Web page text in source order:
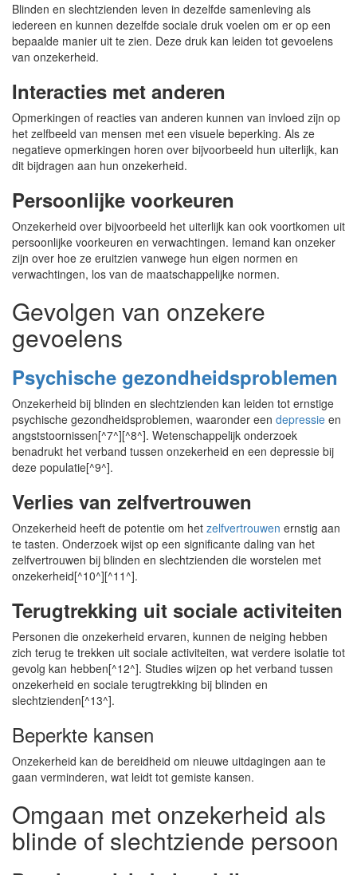
Blinden en slechtzienden leven in dezelfde samenleving als
iedereen en kunnen dezelfde sociale druk voelen om er op een
bepaalde manier uit te zien. Deze druk kan leiden tot gevoelens
van onzekerheid.
Interacties met anderen
Opmerkingen of reacties van anderen kunnen van invloed zijn op
het zelfbeeld van mensen met een visuele beperking. Als ze
negatieve opmerkingen horen over bijvoorbeeld hun uiterlijk, kan
dit bijdragen aan hun onzekerheid.
Persoonlijke voorkeuren
Onzekerheid over bijvoorbeeld het uiterlijk kan ook voortkomen uit
persoonlijke voorkeuren en verwachtingen. Iemand kan onzeker
zijn over hoe ze eruitzien vanwege hun eigen normen en
verwachtingen, los van de maatschappelijke normen.
Gevolgen van onzekere
gevoelens
Psychische gezondheidsproblemen
Onzekerheid bij blinden en slechtzienden kan leiden tot ernstige
psychische gezondheidsproblemen, waaronder een depressie en
angststoornissen[^7^][^8^]. Wetenschappelijk onderzoek
benadrukt het verband tussen onzekerheid en een depressie bij
deze populatie[^9^].
Verlies van zelfvertrouwen
Onzekerheid heeft de potentie om het zelfvertrouwen ernstig aan
te tasten. Onderzoek wijst op een significante daling van het
zelfvertrouwen bij blinden en slechtzienden die worstelen met
onzekerheid[^10^][^11^].
Terugtrekking uit sociale activiteiten
Personen die onzekerheid ervaren, kunnen de neiging hebben
zich terug te trekken uit sociale activiteiten, wat verdere isolatie tot
gevolg kan hebben[^12^]. Studies wijzen op het verband tussen
onzekerheid en sociale terugtrekking bij blinden en
slechtzienden[^13^].
Beperkte kansen
Onzekerheid kan de bereidheid om nieuwe uitdagingen aan te
gaan verminderen, wat leidt tot gemiste kansen.
Omgaan met onzekerheid als
blinde of slechtziende persoon